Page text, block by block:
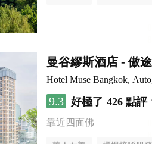
曼谷繆斯酒店 - 傲
Hotel Muse Bangkok,
9.3 好極了 426 點評
靠近四面佛